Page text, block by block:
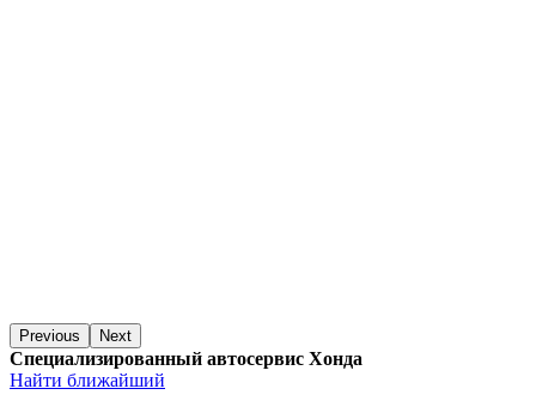
Previous Next
Специализированный автосервис Хонда
Найти ближайший